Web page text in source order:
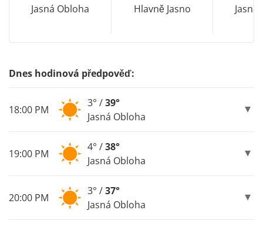
Jasná Obloha Hlavně Jasno Jasná
Dnes hodinová předpověď:
18:00 PM
3° /39°
Jasná Obloha
19:00 PM
4° /38°
Jasná Obloha
20:00 PM
3° /37°
Jasná Obloha